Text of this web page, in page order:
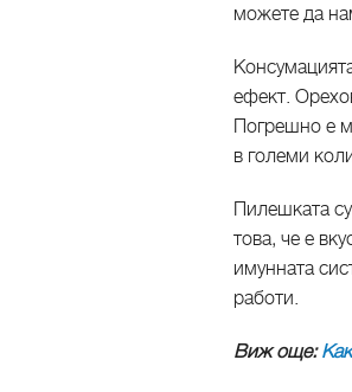
можете да
ефект.
Погрешно е
в големи
Пилешката
това, че е
имунната
работи.
Виж още: